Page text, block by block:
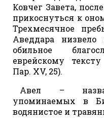
Ковчег Завета,
прикоснуться к
Трехмесячное
Аведдара
обильное
еврейскому
Пар. XV, 25).
Авел –
упоминаемых в
водянистое и